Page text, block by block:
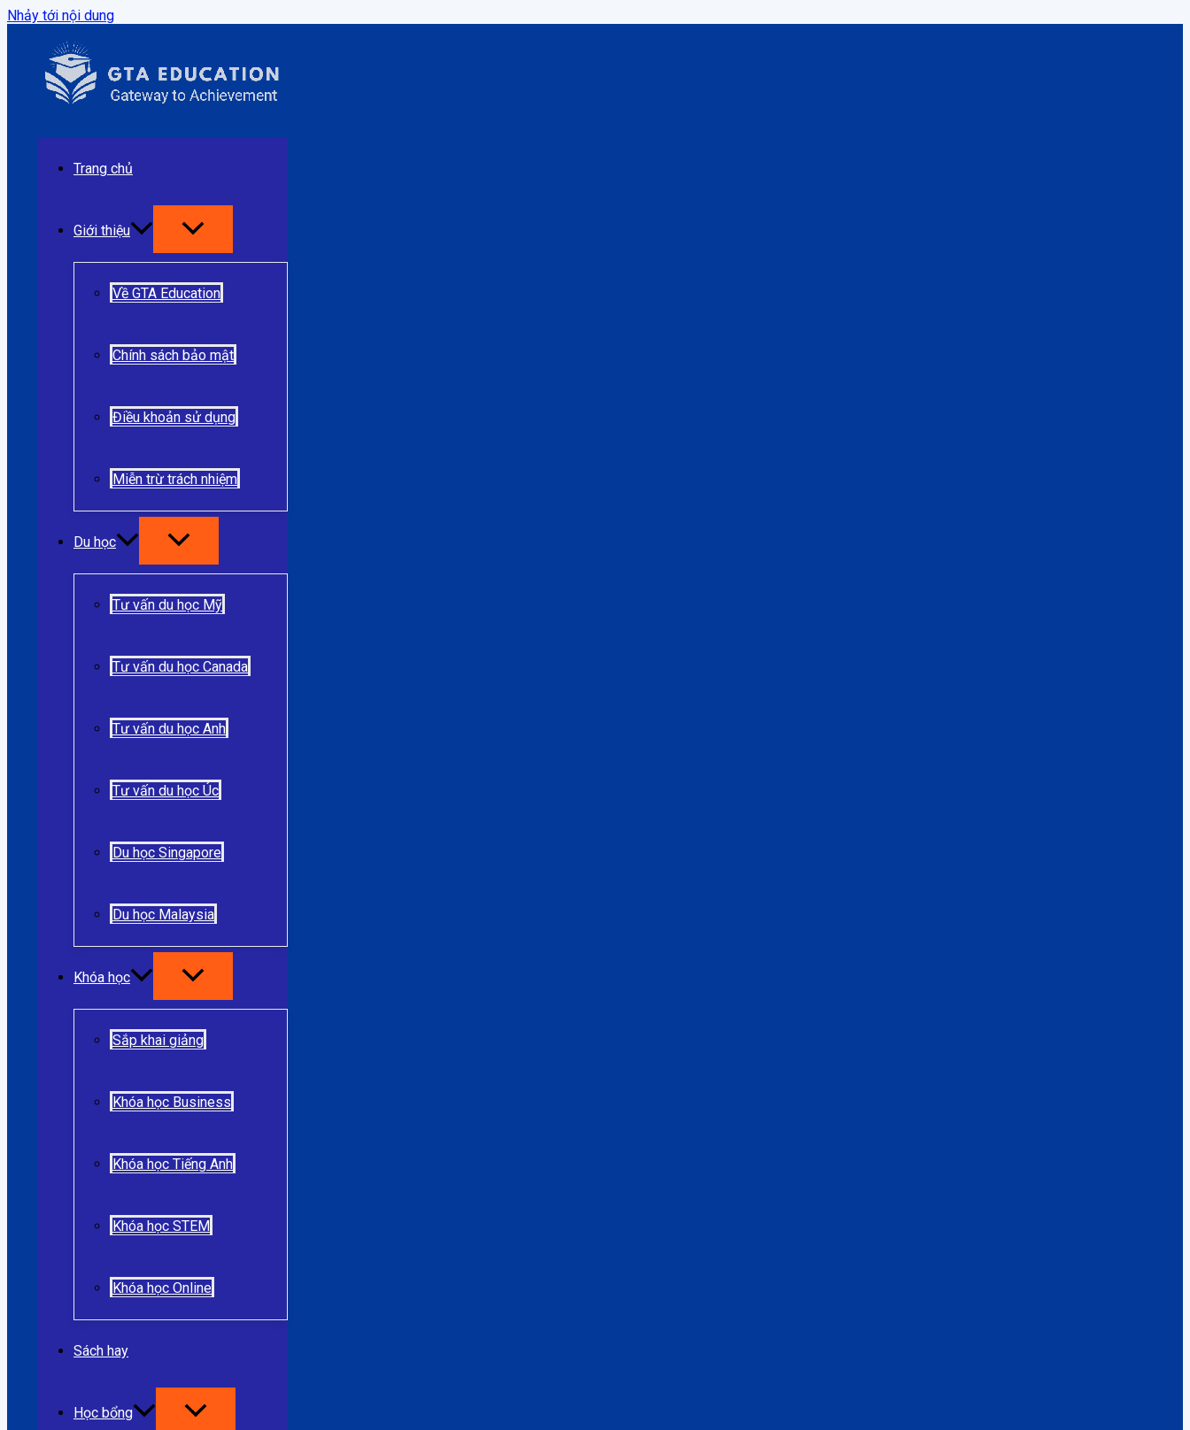
Nhảy tới nội dung
Trang chủ
Giới thiệu
Về GTA Education
Chính sách bảo mật
Điều khoản sử dụng
Miễn trừ trách nhiệm
Du học
Tư vấn du học Mỹ
Tư vấn du học Canada
Tư vấn du học Anh
Tư vấn du học Úc
Du học Singapore
Du học Malaysia
Khóa học
Sắp khai giảng
Khóa học Business
Khóa học Tiếng Anh
Khóa học STEM
Khóa học Online
Sách hay
Học bổng